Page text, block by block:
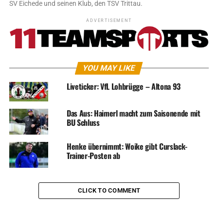
SV Eichede und seinen Klub, den TSV Trittau.
ADVERTISEMENT
YOU MAY LIKE
Liveticker: VfL Lohbrügge – Altona 93
Das Aus: Haimerl macht zum Saisonende mit
BU Schluss
Henke übernimmt: Woike gibt Curslack-
Trainer-Posten ab
CLICK TO COMMENT